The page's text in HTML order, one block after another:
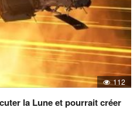
112
la Lune et pourrait créer